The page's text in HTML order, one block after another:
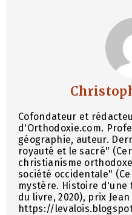
Cofondateur et
d'Orthodoxie.com.
géographie, auteur.
royauté et le sacré"
christianisme
société occidentale"
mystère. Histoire d'une
du livre, 2020), prix
https://